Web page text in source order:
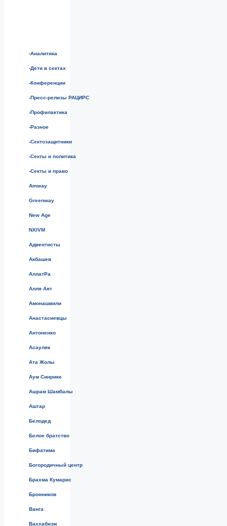
-Аналитика
-Дети в сектах
-Конференции
-Пресс-релизы РАЦИРС
-Профилактика
-Разное
-Сектозащитники
-Секты и политика
-Секты и право
Amway
Greenway
New Age
NXIVM
Адвентисты
Акбашев
АллатРа
Алля Аят
Амонашвили
Анастасиевцы
Антоненко
Асауляк
Ата Жолы
Аум Синрике
Ашрам Шамбалы
Аштар
Белодед
Белое братство
Бифатима
Богородичный центр
Брахма Кумарис
Бронников
Ванга
Ваххабизм